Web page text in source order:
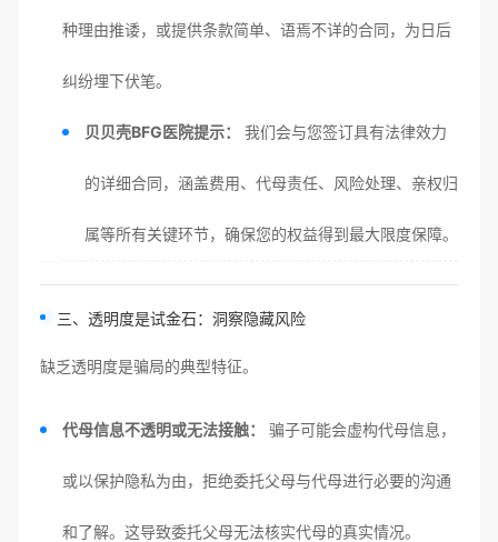
种理由推诿，或提供条款简单、语焉不详的合同，为日后
纠纷埋下伏笔。
贝贝壳BFG医院提示： 我们会与您签订具有法律效力
的详细合同，涵盖费用、代母责任、风险处理、亲权归
属等所有关键环节，确保您的权益得到最大限度保障。
三、透明度是试金石：洞察隐藏风险
缺乏透明度是骗局的典型特征。
代母信息不透明或无法接触： 骗子可能会虚构代母信息，
或以保护隐私为由，拒绝委托父母与代母进行必要的沟通
和了解。这导致委托父母无法核实代母的真实情况。